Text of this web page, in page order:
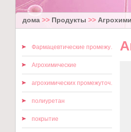
дома>> Продукты >> Агрохимические
Фармацевтические промежуточные
Агрохимические
агрохимических промежуточных
полиуретан
покрытие